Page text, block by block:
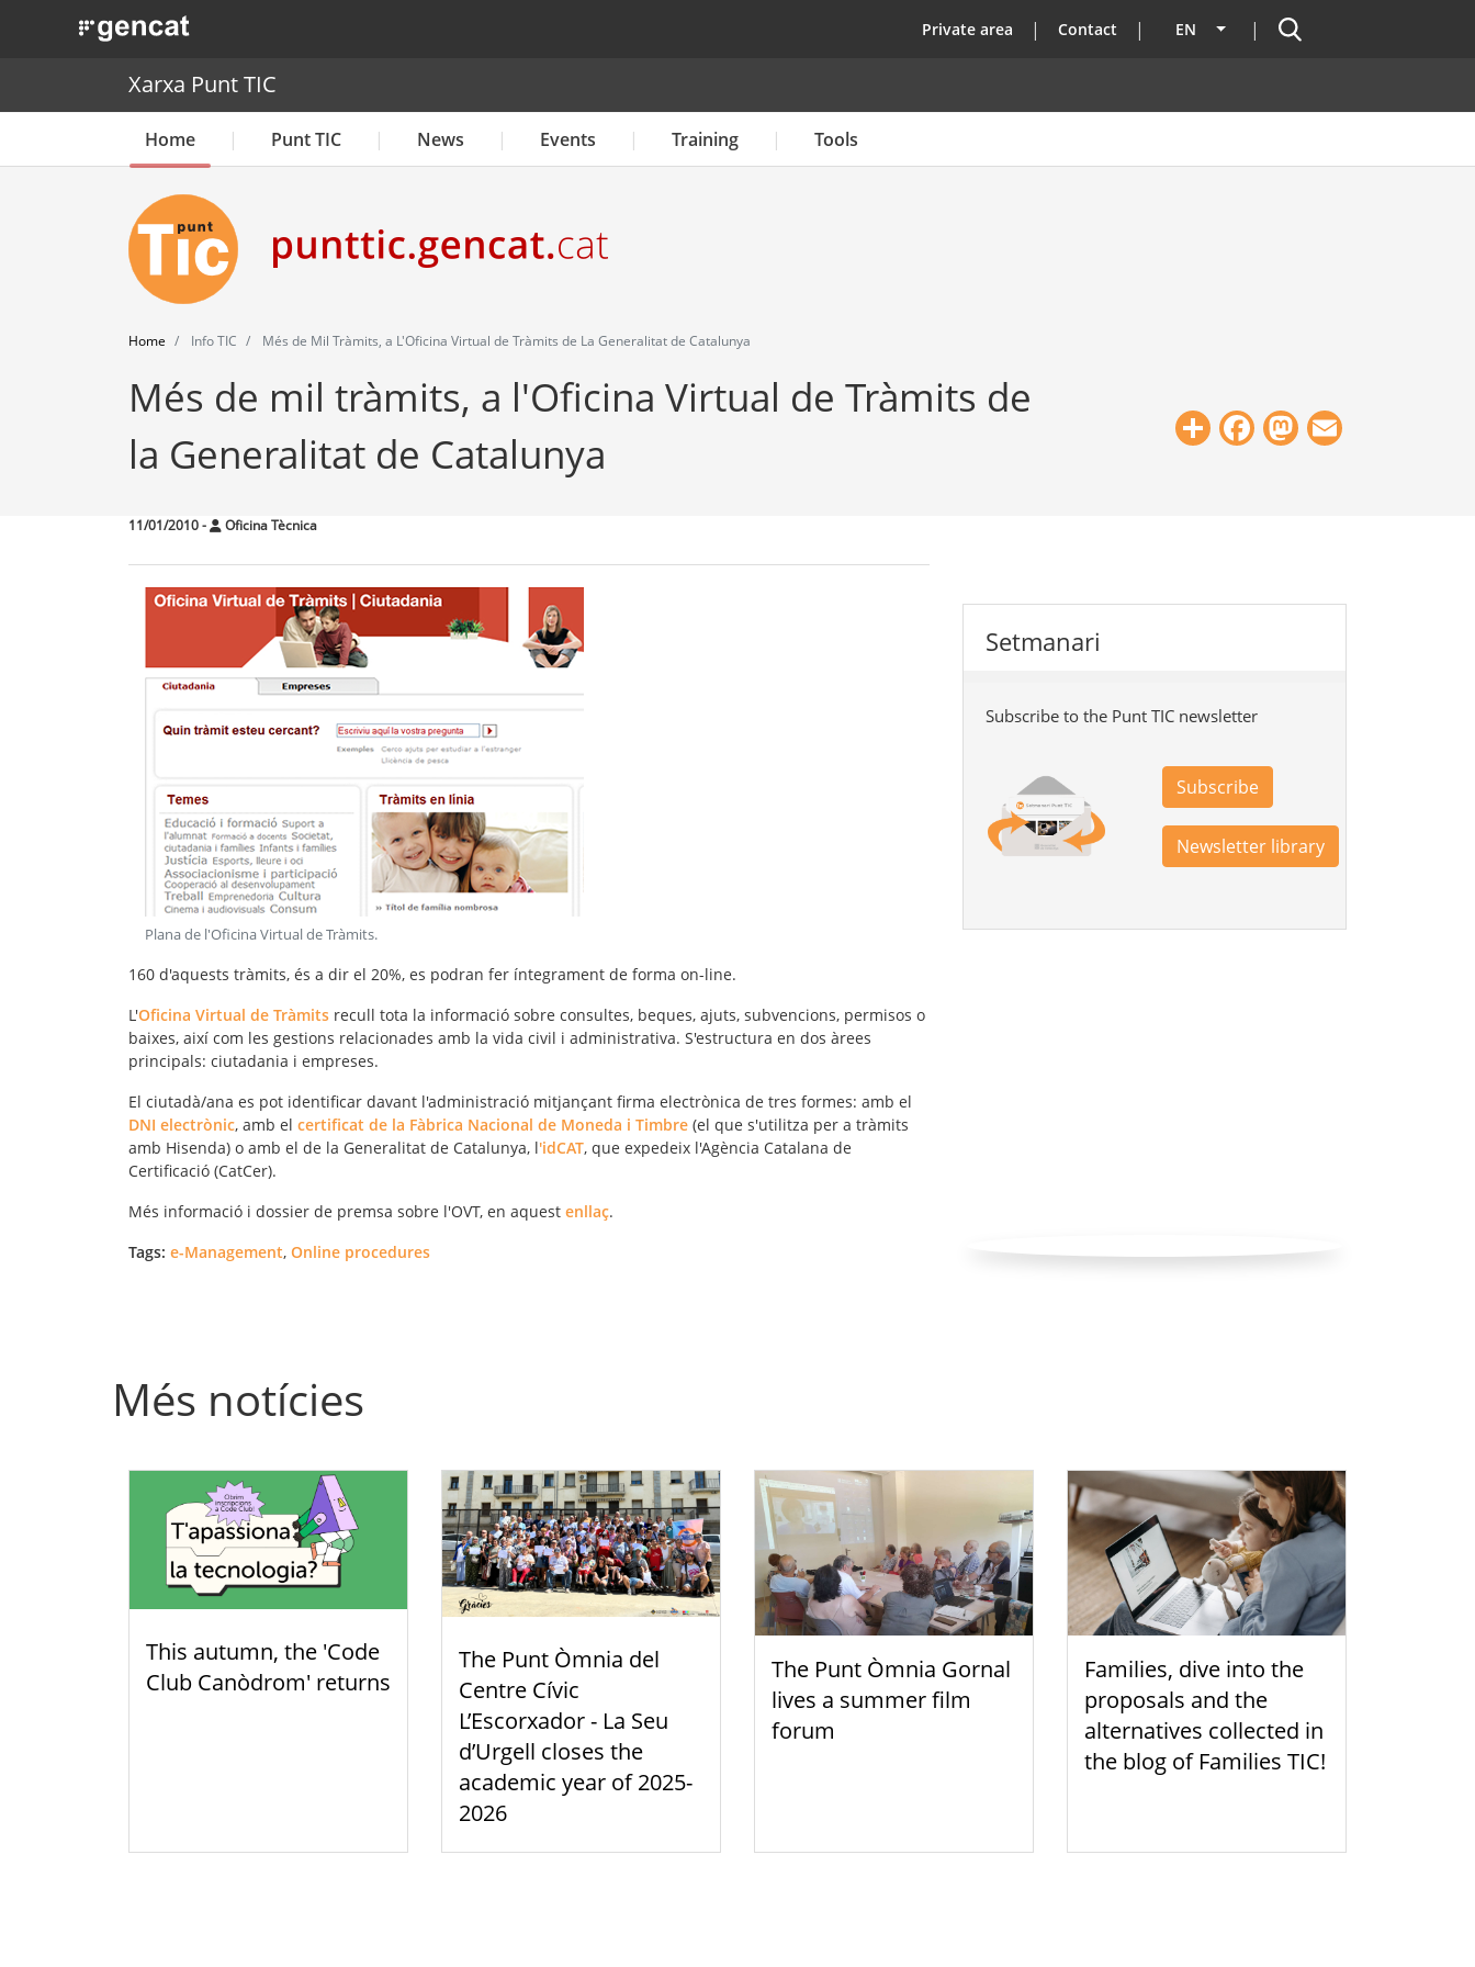
. Obre en una nova finestra. top
Private area Contact EN List additional actions
Search
Xarxa Punt TIC
Home Punt TIC News Events Training Tools
Home Info TIC Més de Mil Tràmits, a L'Oficina Virtual de Tràmits de La Generalitat de Catalunya
Més de mil tràmits, a l'Oficina Virtual de Tràmits de
la Generalitat de Catalunya
ShareFacebook
Mastodon
11/01/2010- Oficina Tècnica
Plana de l'Oficina Virtual de Tràmits.
160 d'aquests tràmits, és a dir el 20%, es podran fer íntegrament de forma on-line.
L'Oficina Virtual de Tràmits recull tota la informació sobre consultes, beques, ajuts, subvencions, permisos o
baixes, així com les gestions relacionades amb la vida civil i administrativa. S'estructura en dos àrees
principals: ciutadania i empreses.
El ciutadà/ana es pot identificar davant l'administració mitjançant firma electrònica de tres formes: amb el
DNI electrònic, amb el certificat de la Fàbrica Nacional de Moneda i Timbre (el que s'utilitza per a tràmits
amb Hisenda) o amb el de la Generalitat de Catalunya, l'idCAT, que expedeix l'Agència Catalana de
Certificació (CatCer).
Més informació i dossier de premsa sobre l'OVT, en aquest enllaç.
Tags: e-Management, Online procedures
Setmanari
Subscribe to the Punt TIC newsletter
Subscribe
Newsletter library
Més notícies
This autumn, the 'Code
Club Canòdrom' returns
The Punt Òmnia del
Centre Cívic
L’Escorxador - La Seu
d’Urgell closes the
academic year of 2025-
2026
The Punt Òmnia Gornal
lives a summer film
forum
Families, dive into the
proposals and the
alternatives collected in
the blog of Families TIC!